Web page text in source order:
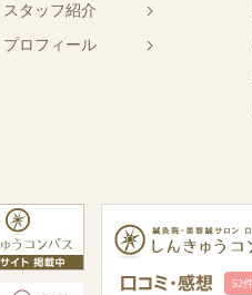
スタッフ紹介
プロフィール